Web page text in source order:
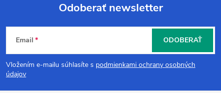
Z
á
p
Odoberať newsletter
Email
Vložením e-mailu súhlasíte s podmienkami ochrany osobných
údajov
ODOBERAŤ